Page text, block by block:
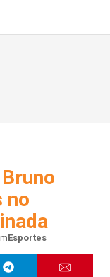
no
Esportes